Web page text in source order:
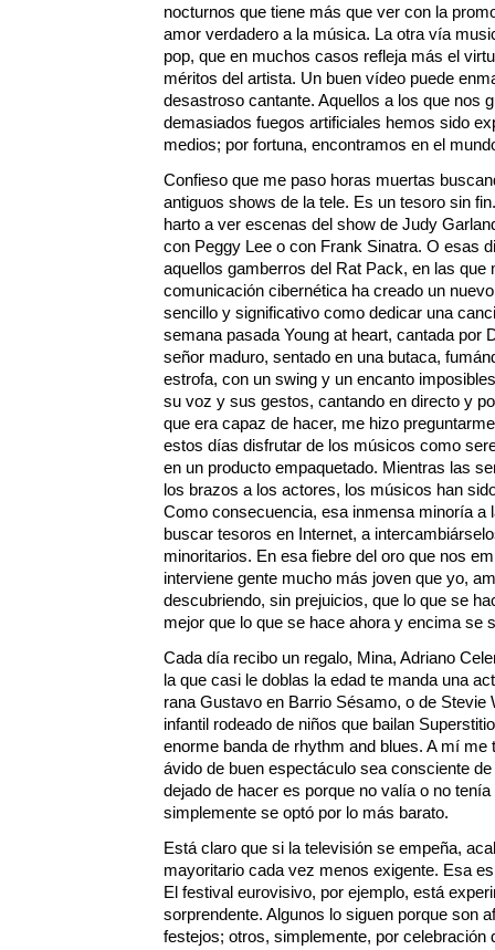
nocturnos que tiene más que ver con la
amor verdadero a la música. La otra vía
pop, que en muchos casos refleja más el
méritos del artista. Un buen vídeo puede
desastroso cantante. Aquellos a los que nos
demasiados fuegos artificiales hemos sido
medios; por fortuna, encontramos en el
Confieso que me paso horas muertas
antiguos shows de la tele. Es un tesoro sin
harto a ver escenas del show de Judy
con Peggy Lee o con Frank Sinatra. O esas
aquellos gamberros del Rat Pack, en las que
comunicación cibernética ha creado un
sencillo y significativo como dedicar una
semana pasada Young at heart, cantada por
señor maduro, sentado en una butaca,
estrofa, con un swing y un encanto
su voz y sus gestos, cantando en directo y
que era capaz de hacer, me hizo
estos días disfrutar de los músicos como
en un producto empaquetado. Mientras las
los brazos a los actores, los músicos han
Como consecuencia, esa inmensa minoría a
buscar tesoros en Internet, a
minoritarios. En esa fiebre del oro que nos
interviene gente mucho más joven que yo,
descubriendo, sin prejuicios, que lo que se
mejor que lo que se hace ahora y encima se
Cada día recibo un regalo, Mina, Adriano
la que casi le doblas la edad te manda una
rana Gustavo en Barrio Sésamo, o de
infantil rodeado de niños que bailan
enorme banda de rhythm and blues. A mí me
ávido de buen espectáculo sea consciente
dejado de hacer es porque no valía o no
simplemente se optó por lo más barato.
Está claro que si la televisión se empeña,
mayoritario cada vez menos exigente. Esa
El festival eurovisivo, por ejemplo, está
sorprendente. Algunos lo siguen porque son
festejos; otros, simplemente, por celebración